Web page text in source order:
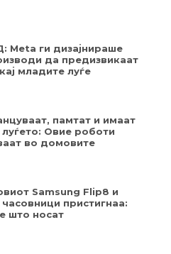
Meta ги дизајнираше
да предизвикаат
младите луѓе
памтат и имаат
Овие роботи
во домовите
Samsung Flip8 и
пристигнаа:
што носат